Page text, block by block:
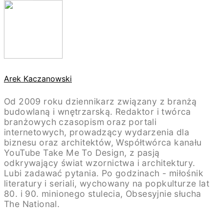
Arek Kaczanowski
Od 2009 roku dziennikarz związany z branżą
budowlaną i wnętrzarską. Redaktor i twórca
branżowych czasopism oraz portali
internetowych, prowadzący wydarzenia dla
biznesu oraz architektów, Współtwórca kanału
YouTube Take Me To Design, z pasją
odkrywający świat wzornictwa i architektury.
Lubi zadawać pytania. Po godzinach - miłośnik
literatury i seriali, wychowany na popkulturze lat
80. i 90. minionego stulecia, Obsesyjnie słucha
The National.